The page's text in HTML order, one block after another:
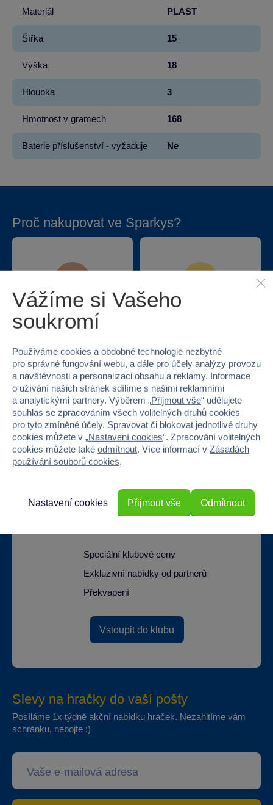
Materiál PLAST
Šířka 15
Výška 18
Hloubka 3
Hmotnost v gramech 168
Baterie příslušenství - vyžaduje Ne
Proč nakupovat ve Sparkys?
Nejširší sortiment na
trhu
Doprava zdarma při
odběru na prodejnách
22 220 výdejních míst
Speciální klubové ceny
Exkluzivní nabídky od partnerů
Překvapení
Vstoupit do klubu
Slevy na hračky do vaší pošty
Posíláme 1x týdně akční nabídku hraček. Nezahltíme vám
schránku, nebojte :)
Vážíme si Vašeho
soukromí
Používáme cookies a obdobné technologie nezbytné
pro správné fungování webu, a dále pro účely analýzy provozu
a návštěvnosti a personalizaci obsahu a reklamy. Informace
o užívání našich stránek sdílíme s našimi reklamními
a analytickými partnery. Výběrem „Přijmout vše“ udělujete
souhlas se zpracováním všech volitelných druhů cookies
pro tyto zmíněné účely. Spravovat či blokovat jednotlivé druhy
cookies můžete v „Nastavení cookies“. Zpracování volitelných
cookies můžete také odmítnout. Více informací v Zásadách
používání souborů cookies.
Odmítnout
Nastavení cookies Přijmout vše